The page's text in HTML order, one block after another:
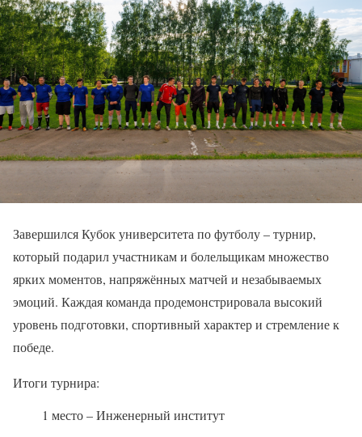
Завершился Кубок университета по футболу – турнир,
который подарил участникам и болельщикам множество
ярких моментов, напряжённых матчей и незабываемых
эмоций. Каждая команда продемонстрировала высокий
уровень подготовки, спортивный характер и стремление к
победе.
Итоги турнира:
1 место – Инженерный институт